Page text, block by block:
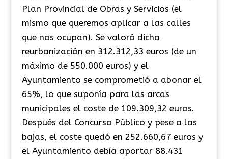
Plan Provincial de Obras y Servicios (el
mismo que queremos aplicar a las calles
que nos ocupan). Se valoró dicha
reurbanización en 312.312,33 euros (de un
máximo de 550.000 euros) y el
Ayuntamiento se comprometió a abonar el
65%, lo que suponía para las arcas
municipales el coste de 109.309,32 euros.
Después del Concurso Público y pese a las
bajas, el coste quedó en 252.660,67 euros y
el Ayuntamiento debía aportar 88.431